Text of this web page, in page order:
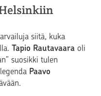
siitä, kuka
Tapio Rautavaara oli
suosikki tulen
Paavo